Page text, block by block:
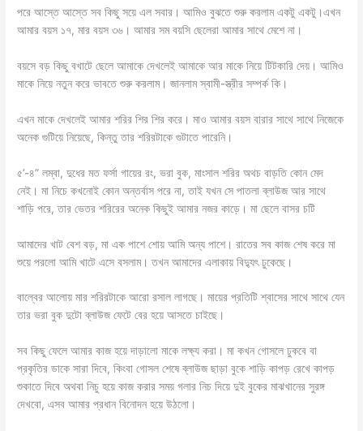
পরে আস্তে আস্তে সব কিছু সয়ে এল সবার। আমিও বুঝতে শুরু করলাম একটু একটু।এখন
আমার বয়স ১৭, মার বয়স ৩৬। আমার সম বয়সি ছেলেরা আমার সাথে মেশে না।
বয়সে বড় কিছু বখাটে ছেলে আমাকে দেখলেই আমাকে আর মাকে নিয়ে টিটকারি দেয়। আমিও
মাকে নিয়ে নতুন করে ভাবতে শুরু করলাম। জানলাম স্বামী-স্ত্রীর সম্পর্ক কি।
এখন মাকে দেখলেই আমার শরির শির শির করে। মাও আমার বয়স বারার সাথে সাথে নিজেকে
অনেক গুটিয়ে নিয়েছে, কিন্তু তার শরিরটাকে গুটাতে পারেনি।
৫’-৪” লম্বা, দুধের মত ফর্সা গায়ের রং, ভরা বুক, মাংসাল শরির অথচ বাড়তি কোন মেদ
নেই। মা নিচে কখনোই কোন অন্তর্বাস পরে না, তাই যখন সে পাতলা ব্লাউজ আর সাথে
শাড়ি পরে, তার ভেতর শরিরের অনেক কিছুই আমার নজর কাড়ে। মা ছেলে বাসর চটি
আমাদের খাট বেশ বড়, মা এক পাশে শোয় আমি অন্য পাশে। রাতের সব কাজ শেষ করে মা
শুয়ে পরলো আমি খাটে এসে বসলাম। তখন আমাদের এলাকায় বিদ্যুৎ ঢুকেছে।
বাল্বের আলোয় মার শরিরটাকে আরো রসাল লাগছে। মায়ের প্রতিটি শ্বাসের সাথে সাথে যেন
তার ভরা বুক দুটো ব্লাউজ ফেটে বের হয়ে আসতে চাইছে।
সব কিছু ফেলে আমার কাজ হয়ে দাড়ালো মাকে লক্ষ্য করা। মা কখন গোসলে ঢুকবে বা
প্রকৃতির ডাকে সারা দিবে, কিংবা গোসল শেষে ব্লাউজ ছাড়া বুকে শাড়ি কাপড় রেখে কাপড়
শুকাতে দিবে অথবা নিচু হয়ে কাজ করার সময় গলার নিচ দিয়ে দুই বুকের মাঝখানের সুরঙ্গ
দেখবো, এসব আমার প্রধান বিনোদন হয়ে উঠলো।